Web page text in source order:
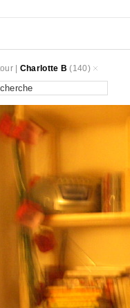
| Charlotte B (140)